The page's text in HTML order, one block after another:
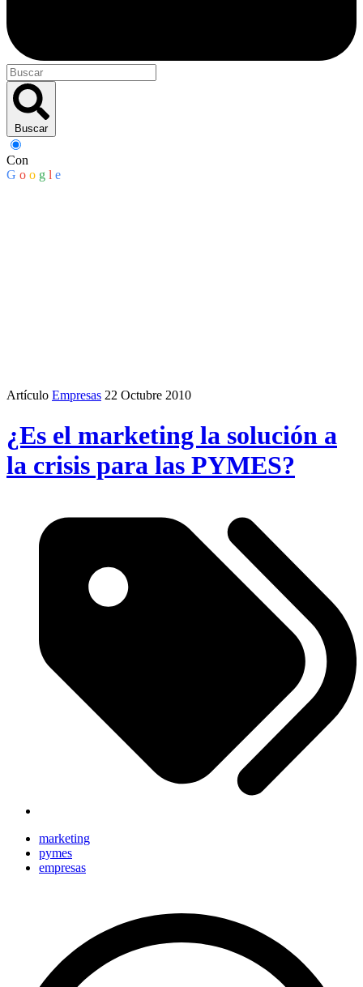
Buscar
Con
G o o g l e
Artículo Empresas 22 Octubre 2010
¿Es el marketing la solución a
la crisis para las PYMES?
marketing
pymes
empresas